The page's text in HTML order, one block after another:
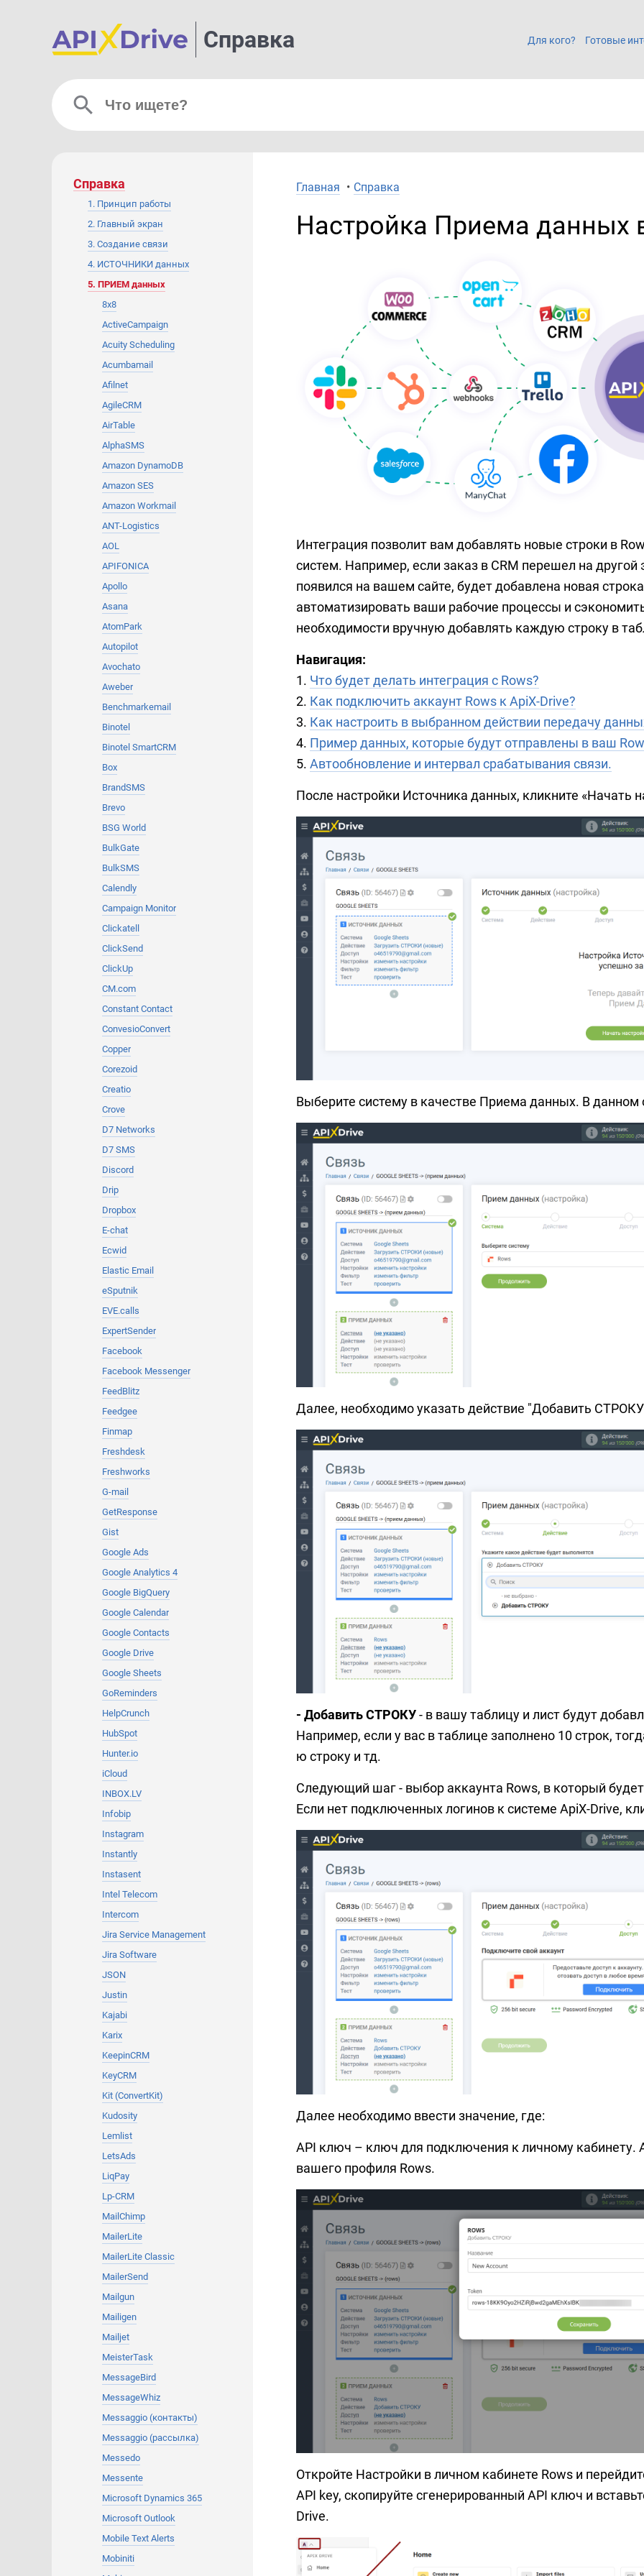
Справка Для кого? Готовые
Справка
1. Принцип работы
2. Главный экран
3. Создание связи
4. ИСТОЧНИКИ данных
5. ПРИЕМ данных
8x8
ActiveCampaign
Acuity Scheduling
Acumbamail
Afilnet
AgileCRM
AirTable
AlphaSMS
Amazon DynamoDB
Amazon SES
Amazon Workmail
ANT-Logistics
AOL
APIFONICA
Apollo
Asana
AtomPark
Autopilot
Avochato
Aweber
Benchmarkemail
Binotel
Binotel SmartCRM
Box
BrandSMS
Brevo
BSG World
BulkGate
BulkSMS
Calendly
Campaign Monitor
Clickatell
ClickSend
ClickUp
CM.com
Constant Contact
ConvesioConvert
Copper
Corezoid
Creatio
Crove
D7 Networks
D7 SMS
Discord
Drip
Dropbox
E-chat
Ecwid
Elastic Email
eSputnik
EVE.calls
ExpertSender
Facebook
Facebook Messenger
FeedBlitz
Feedgee
Finmap
Freshdesk
Freshworks
G-mail
GetResponse
Gist
Google Ads
Google Analytics 4
Google BigQuery
Google Calendar
Google Contacts
Google Drive
Google Sheets
GoReminders
HelpCrunch
HubSpot
Hunter.io
iCloud
INBOX.LV
Infobip
Instagram
Instantly
Instasent
Intel Telecom
Intercom
Jira Service Management
Jira Software
JSON
Justin
Kajabi
Karix
KeepinCRM
KeyCRM
Kit (ConvertKit)
Kudosity
Lemlist
LetsAds
LiqPay
Lp-CRM
MailChimp
MailerLite
MailerLite Classic
MailerSend
Mailgun
Mailigen
Mailjet
MeisterTask
MessageBird
MessageWhiz
Messaggio (контакты)
Messaggio (рассылка)
Messedo
Messente
Microsoft Dynamics 365
Microsoft Outlook
Mobile Text Alerts
Mobiniti
Главная • Справка
Настройка Приема данных
Интеграция позволит вам добавлять новые строки в
систем. Например, если заказ в CRM перешел на другой
появился на вашем сайте, будет добавлена новая
автоматизировать ваши рабочие процессы и
необходимости вручную добавлять каждую строку в
Навигация:
1. Что будет делать интеграция с Rows?
2. Как подключить аккаунт Rows к ApiX-Drive?
3. Как настроить в выбранном действии передачу
4. Пример данных, которые будут отправлены в ваш
5. Автообновление и интервал срабатывания связи.
После настройки Источника данных, кликните «Начать
Выберите систему в качестве Приема данных. В данном
Далее, необходимо указать действие "Добавить
- Добавить СТРОКУ- в вашу таблицу и лист будут
Например, если у вас в таблице заполнено 10 строк,
ю строку и тд.
Следующий шаг - выбор аккаунта Rows, в который
Если нет подключенных логинов к системе ApiX-Drive,
Далее необходимо ввести значение, где:
API ключ – ключ для подключения к личному кабинету.
вашего профиля Rows.
Откройте Настройки в личном кабинете Rows и
API key, скопируйте сгенерированный API ключ и
Drive.